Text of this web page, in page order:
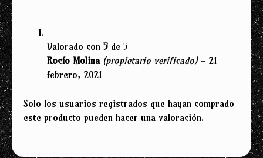
Valorado con 5 de 5
Rocío Molina (propietario verificado) – 21
febrero, 2021
Solo los usuarios registrados que hayan comprado
este producto pueden hacer una valoración.